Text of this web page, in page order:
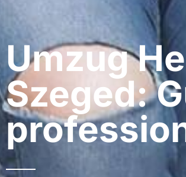
Umzug
Szeged: